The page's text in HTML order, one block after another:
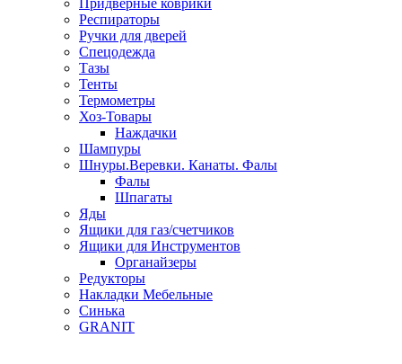
Респираторы
Ручки для дверей
Спецодежда
Тазы
Тенты
Термометры
Хоз-Товары
Наждачки
Шампуры
Шнуры.Веревки. Канаты. Фалы
Фалы
Шпагаты
Яды
Ящики для газ/счетчиков
Ящики для Инструментов
Органайзеры
Редукторы
Накладки Мебельные
Синька
GRANIT